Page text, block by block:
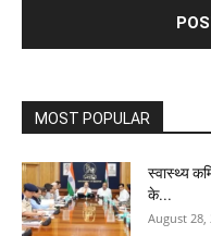
MOST POPULAR
स्वास्थ्य
के...
August 28,